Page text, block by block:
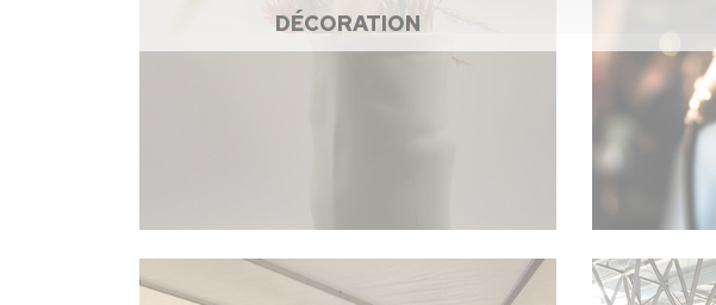
DÉCORATION